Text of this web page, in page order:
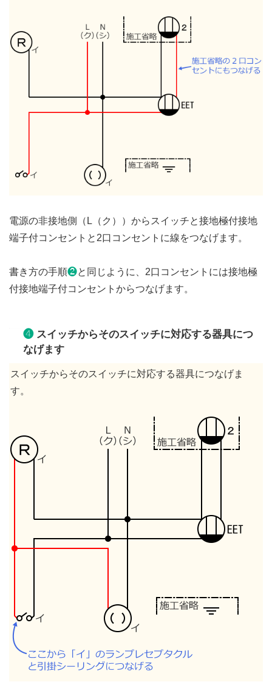
電源の非接地側（L（ク））からスイッチと接地極付接地
端子付コンセントと2口コンセントに線をつなげます。
書き方の手順❷と同じように、2口コンセントには接地極
付接地端子付コンセントからつなげます。
❹ スイッチからそのスイッチに対応する器具につ
なげます
スイッチからそのスイッチに対応する器具につなげま
す。